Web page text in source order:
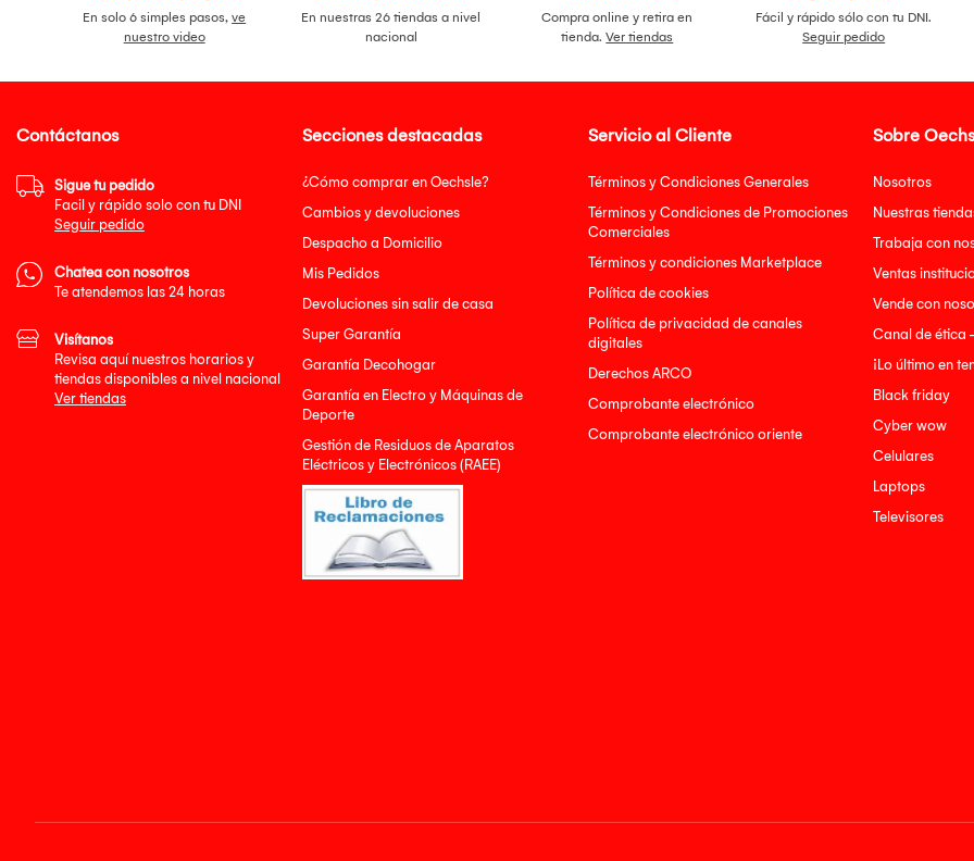
En solo 6 simples pasos,ve
nuestro video
En nuestras 26 tiendas a nivel
nacional
Compra online y retira en
tienda.Ver tiendas
Fácil y rápido sólo con tu DNI.
Seguir pedido
Secciones destacadas
¿Cómo comprar en Oechsle?
Cambios y devoluciones
Despacho a Domicilio
Mis Pedidos
Devoluciones sin salir de casa
Super Garantía
Garantía Decohogar
Garantía en Electro y Máquinas de
Deporte
Gestión de Residuos de Aparatos
Eléctricos y Electrónicos (RAEE)
Servicio al Cliente
Términos y Condiciones Generales
Términos y Condiciones de Promociones
Comerciales
Términos y condiciones Marketplace
Política de cookies
Política de privacidad de canales
digitales
Derechos ARCO
Comprobante electrónico
Comprobante electrónico oriente
Sobre
Nosotros
Nuestras
Trabaja con
Ventas
Vende con
Canal de ética
¡Lo último en
Black friday
Cyber wow
Celulares
Laptops
Televisores
Contáctanos
Sigue tu pedido
Facil y rápido solo con tu DNI
Seguir pedido
Chatea con nosotros
Te atendemos las 24 horas
Visítanos
Revisa aquí nuestros horarios y
tiendas disponibles a nivel nacional
Ver tiendas